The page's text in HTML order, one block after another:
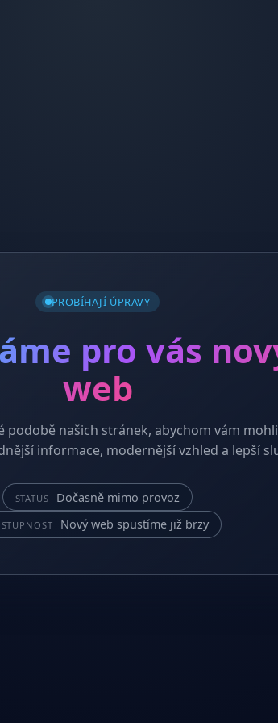
PROBÍHAJÍ ÚPRAVY
pro vás
web
podobě našich stránek, abychom vám
informace, modernější vzhled a lepší
STATUS Dočasně mimo provoz
Nový web spustíme již brzy